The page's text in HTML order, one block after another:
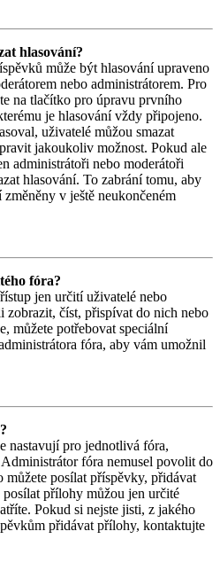
hlasování?
může být hlasování upraveno
nebo administrátorem. Pro
na tlačítko pro úpravu prvního
je hlasování vždy připojeno.
uživatelé můžou smazat
jakoukoliv možnost. Pokud ale
administrátoři nebo moderátoři
hlasování. To zabrání tomu, aby
v ještě neukončeném
fóra?
jen určití uživatelé nebo
zobrazit, číst, přispívat do nich nebo
můžete potřebovat speciální
fóra, aby vám umožnil
nastavují pro jednotlivá fóra,
fóra nemusel povolit do
můžete posílat příspěvky, přidávat
přílohy můžou jen určité
Pokud si nejste jisti, z jakého
přidávat přílohy, kontaktujte